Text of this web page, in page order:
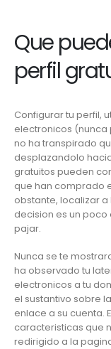
Que
perfil
Configurar tu perfil,
electronicos (nunca
no ha transpirado
desplazandolo
gratuitos pueden
que han comprado
obstante, localizar
decision es un
pajar.
Nunca se te
ha observado tu
electronicos a tu
el sustantivo sobre
enlace a su cuenta.
caracteristicas que
redirigido a la